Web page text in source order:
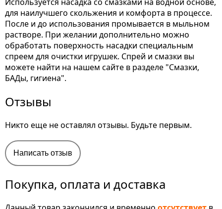
для наилучшего скольжения и комфорта в процессе.
После и до использования промывается в мыльном
растворе. При желании дополнительно можно
обработать поверхность насадки специальным
спреем для очистки игрушек. Спрей и смазки вы
можете найти на нашем сайте в разделе "Смазки,
БАДы, гигиена".
Отзывы
Никто еще не оставлял отзывы. Будьте первым.
Написать отзыв
Покупка, оплата и доставка